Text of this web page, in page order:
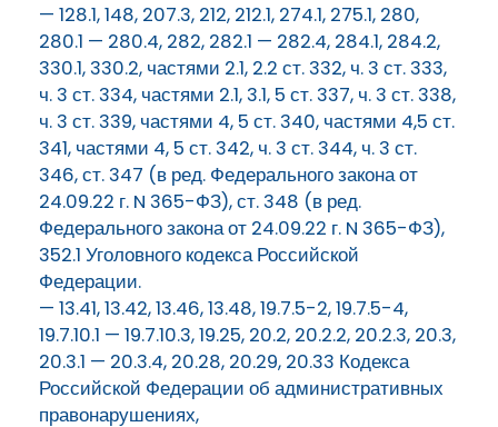
— 128.1, 148, 207.3, 212, 212.1, 274.1, 275.1, 280,
280.1 — 280.4, 282, 282.1 — 282.4, 284.1, 284.2,
330.1, 330.2, частями 2.1, 2.2 ст. 332, ч. 3 ст. 333,
ч. 3 ст. 334, частями 2.1, 3.1, 5 ст. 337, ч. 3 ст. 338,
ч. 3 ст. 339, частями 4, 5 ст. 340, частями 4,5 ст.
341, частями 4, 5 ст. 342, ч. 3 ст. 344, ч. 3 ст.
346, ст. 347 (в ред. Федерального закона от
24.09.22 г. N 365-ФЗ), ст. 348 (в ред.
Федерального закона от 24.09.22 г. N 365-ФЗ),
352.1 Уголовного кодекса Российской
Федерации.
— 13.41, 13.42, 13.46, 13.48, 19.7.5-2, 19.7.5-4,
19.7.10.1 — 19.7.10.3, 19.25, 20.2, 20.2.2, 20.2.3, 20.3,
20.3.1 — 20.3.4, 20.28, 20.29, 20.33 Кодекса
Российской Федерации об административных
правонарушениях,